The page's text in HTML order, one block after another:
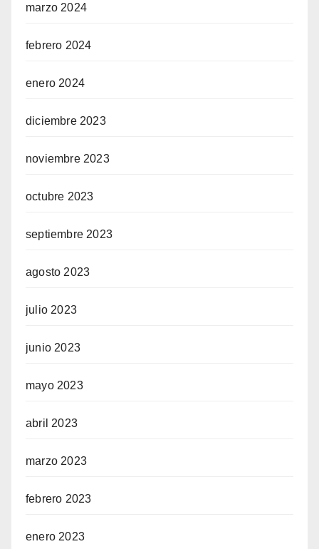
marzo 2024
febrero 2024
enero 2024
diciembre 2023
noviembre 2023
octubre 2023
septiembre 2023
agosto 2023
julio 2023
junio 2023
mayo 2023
abril 2023
marzo 2023
febrero 2023
enero 2023